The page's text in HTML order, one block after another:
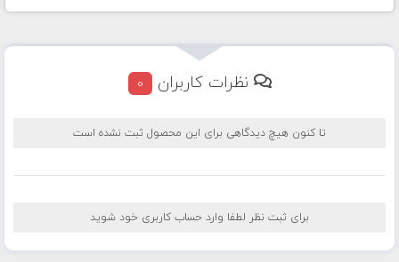
نظرات کاربران 0
تا کنون هیچ دیدگاهی برای این محصول ثبت نشده است
برای ثبت نظر لطفا وارد حساب کاربری خود شوید